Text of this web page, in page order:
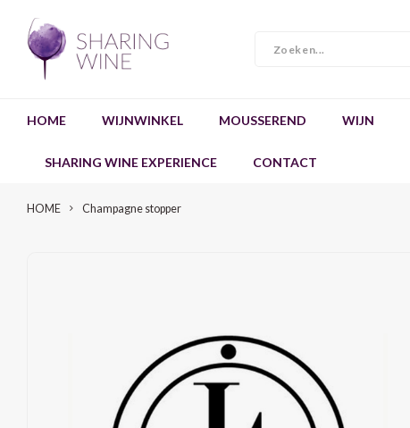
HOME WIJNWINKEL MOUSSEREND WIJN
SHARING WINE EXPERIENCE CONTACT
HOME Champagne stopper